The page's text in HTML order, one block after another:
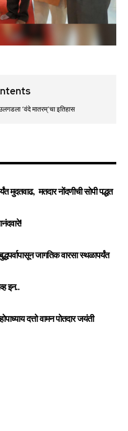
‘वंदे मातरम्’चा इतिहास
मुदतवाढ, मतदार नोंदणीची सोपी पद्धत
जागतिक वारसा स्थळापर्यंत
इन..
दत्तो वामन पोतदार जयंती